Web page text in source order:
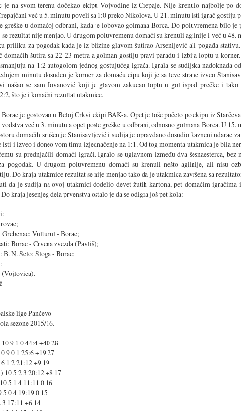
je na svom terenu dočekao ekipu Vojvodine iz Crepaje. Nije krenulo najbolje po
već u 5. minutu poveli sa 1:0 preko Nikolova. U 21. minutu isti igrač gostiju
greške u domaćoj odbrani, kada je lobovao golmana Borca. Do poluvremena bilo je
se rezultat nije menjao. U drugom poluvremenu domaći su krenuli agilnije i već u 48.
priliku za pogodak kada je iz blizine glavom šutirao Arsenijević ali pogađa
domaćih šutira sa 22-23 metra a golman gostiju pravi paradu i izbija loptu u
na 1:2 autogolom jednog gostujućeg igrača. Igrala se sudijska nadoknada
minutu dosuđen je korner za domaću eipu koji je sa leve strane izveo
našao se sam Jovanović koji je glavom zakucao loptu u gol ispod prečke i tako
što je i konačni rezultat utakmice.
je gostovao u Beloj Crkvi ekipi BAK-a. Opet je loše počelo po ekipu iz
već u 3. minutu a opet posle greške u odbrani, odnosno golmana Borca. U 15.
domaćih srušen je Stanisavljević i sudija je opravdano dosudio kazneni udarac za
isti i izveo i doneo vom timu izjednačenje na 1:1. Od tog momenta utakmica je bila
su prednjačili domaći igrači. Igralo se uglavnom između dva šesnaesterca, bez
pogodak. U drugom poluvremenu domaći su krenuli nešto agilnije, ali nisu
Do kraja utakmice rezultat se nije menjao tako da je utakmica završena sa
da je sudija na ovoj utakmici dodelio devet žutih kartona, pet domaćim igračima
kraja jesenjeg dela prvenstva ostalo je da se odigra još pet kola:
Grebenac: Vulturul - Borac;
Borac - Crvena zvezda (Pavliš);
B. N. Selo: Sloga - Borac;
(Vojlovica).
lige Pančevo -
sezone 2015/16.
9 1 0 44:4 +40 28
9 0 1 25:6 +19 27
1 2 21:12 +9 19
10 5 2 3 20:12 +8 17
5 1 4 11:11 0 16
5 0 4 19:19 0 15
17:11 +6 14